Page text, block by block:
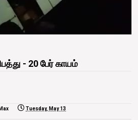
- 20 பேர் காயம்
Tuesday, May 13